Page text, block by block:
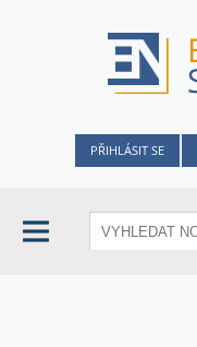
PŘIHLÁSIT SE